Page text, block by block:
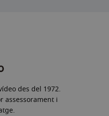
des del 1972.
assessorament i